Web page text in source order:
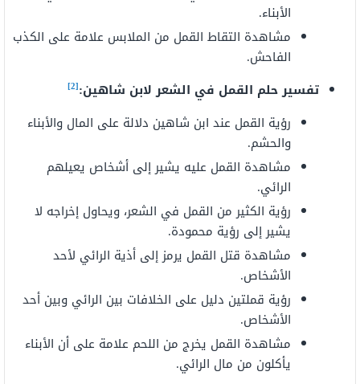
الأبناء.
مشاهدة التقاط القمل من الملابس علامة على الكذب
الفاحش.
تفسير حلم القمل في الشعر لابن شاهين:[2]
رؤية القمل عند ابن شاهين دلالة على المال والأبناء
والحشم.
مشاهدة القمل عليه يشير إلى أشخاص يعيلهم
الرائي.
رؤية الكثير من القمل في الشعر، ويحاول إخراجه لا
يشير إلى رؤية محمودة.
مشاهدة قتل القمل يرمز إلى أذية الرائي لأحد
الأشخاص.
رؤية قملتين دليل على الخلافات بين الرائي وبين أحد
الأشخاص.
مشاهدة القمل يخرج من اللحم علامة على أن الأبناء
يأكلون من مال الرائي.